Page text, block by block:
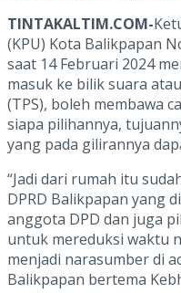
TINTAKALTIM.COM-
(KPU) Kota Balikpapan
saat 14 Februari 2024
masuk ke bilik suara
(TPS), boleh membawa
siapa pilihannya,
yang pada gilirannya
“Jadi dari rumah itu
DPRD Balikpapan yang
anggota DPD dan juga
untuk mereduksi waktu
menjadi narasumber di
Balikpapan bertema